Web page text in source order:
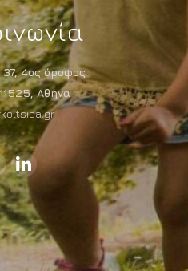
37, 4ος όροφος
Αθήνα